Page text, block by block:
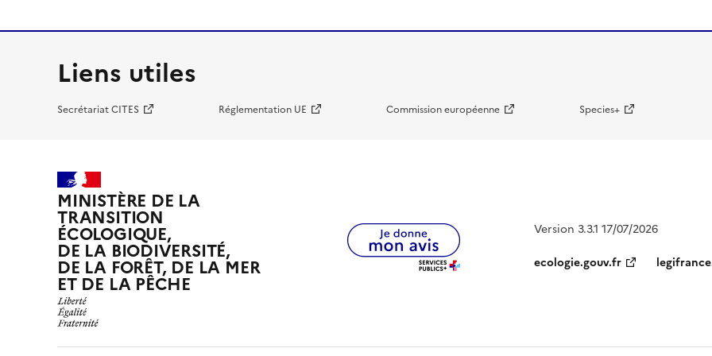
Liens utiles
Secrétariat CITES Réglementation UE Commission européenne Species+
MINISTÈRE DE LA
TRANSITION
ÉCOLOGIQUE,
DE LA BIODIVERSITÉ,
DE LA FORÊT, DE LA MER
ET DE LA PÊCHE
Version 3.3.1 17/07/2026
ecologie.gouv.fr